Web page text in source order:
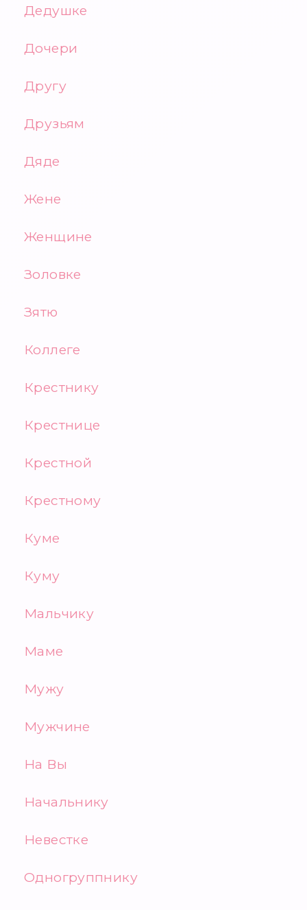
Дедушке
Дочери
Другу
Друзьям
Дяде
Жене
Женщине
Золовке
Зятю
Коллеге
Крестнику
Крестнице
Крестной
Крестному
Куме
Куму
Мальчику
Маме
Мужу
Мужчине
На Вы
Начальнику
Невестке
Одногруппнику